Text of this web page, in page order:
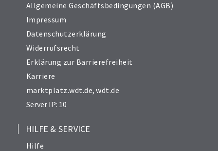
Allgemeine Geschäftsbedingungen (AGB)
Impressum
Datenschutzerklärung
Widerrufsrecht
Erklärung zur Barrierefreiheit
Karriere
marktplatz.wdt.de,wdt.de
Server IP: 10
HILFE & SERVICE
Hilfe